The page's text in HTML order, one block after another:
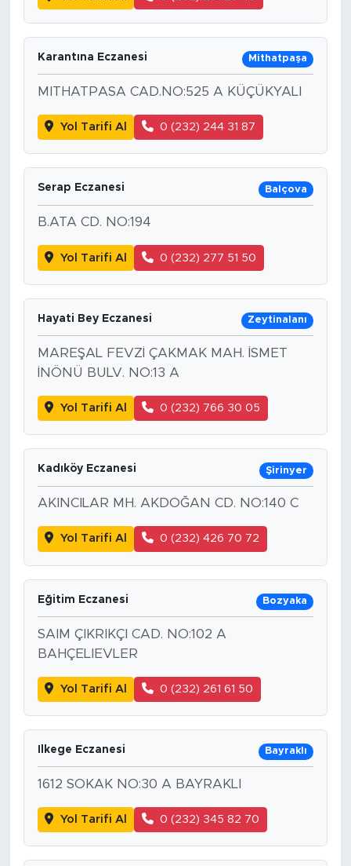
Karantına Eczanesi Mithatpaşa
MITHATPASA CAD.NO:525 A KÜÇÜKYALI
Yol Tarifi Al 0 (232) 244 31 87
Serap Eczanesi Balçova
B.ATA CD. NO:194
Yol Tarifi Al 0 (232) 277 51 50
Hayati Bey Eczanesi Zeytinalanı
MAREŞAL FEVZİ ÇAKMAK MAH. İSMET
İNÖNÜ BULV. NO:13 A
Yol Tarifi Al 0 (232) 766 30 05
Kadıköy Eczanesi Şirinyer
AKINCILAR MH. AKDOĞAN CD. NO:140 C
Yol Tarifi Al 0 (232) 426 70 72
Eğitim Eczanesi Bozyaka
SAIM ÇIKRIKÇI CAD. NO:102 A
BAHÇELIEVLER
Yol Tarifi Al 0 (232) 261 61 50
Ilkege Eczanesi Bayraklı
1612 SOKAK NO:30 A BAYRAKLI
Yol Tarifi Al 0 (232) 345 82 70